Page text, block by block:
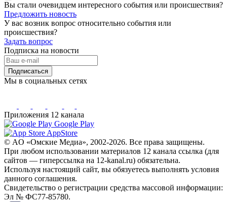
Вы стали очевидцем интересного события или происшествия?
Предложить новость
У вас возник вопрос относительно события или
происшествия?
Задать вопрос
Подписка на новости
Подписаться
Мы в социальных сетях
Приложения 12 канала
Google Play
AppStore
© AO «Омские Медиа», 2002-2026. Все права защищены.
При любом использовании материалов 12 канала ссылка (для
сайтов — гиперссылка на 12-kanal.ru) обязательна.
Используя настоящий сайт, вы обязуетесь выполнять условия
данного соглашения.
Свидетельство о регистрации средства массовой информации:
Эл № ФС77-85780.